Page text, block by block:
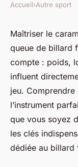
AUTRE SPORT
Tout
billard
Anaïs•23 juillet
Accueil›Autre sport
Maîtriser le
queue de billard
compte : poids,
influent
jeu.
l’instrument
que vous soyez
les clés
dédiée au billard